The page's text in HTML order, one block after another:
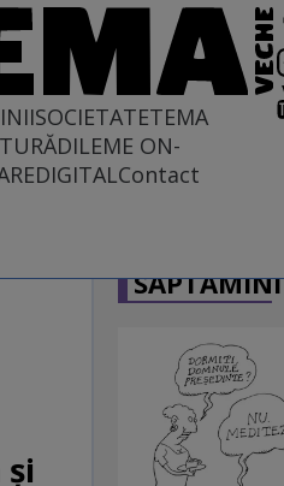
SOCIETATETEMA
DILEME ON-
DIGITALContact